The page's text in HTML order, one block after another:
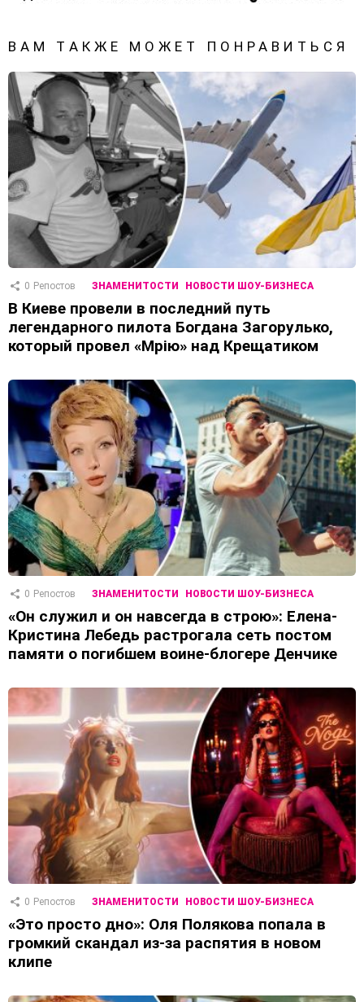
ВАМ ТАКЖЕ МОЖЕТ ПОНРАВИТЬСЯ
0 Репостов ЗНАМЕНИТОСТИ НОВОСТИ ШОУ-БИЗНЕСА
В Киеве провели в последний путь
легендарного пилота Богдана Загорулько,
который провел «Мрію» над Крещатиком
0 Репостов ЗНАМЕНИТОСТИ НОВОСТИ ШОУ-БИЗНЕСА
«Он служил и он навсегда в строю»: Елена-
Кристина Лебедь растрогала сеть постом
памяти о погибшем воине-блогере Денчике
0 Репостов ЗНАМЕНИТОСТИ НОВОСТИ ШОУ-БИЗНЕСА
«Это просто дно»: Оля Полякова попала в
громкий скандал из-за распятия в новом
клипе